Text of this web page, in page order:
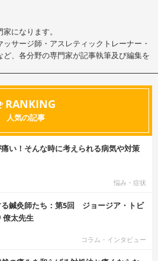
になります。
サージ師・アスレティックトレーナー・
、各分野の専門家が記事執筆及び編集を
RANKING
人気の記事
い！そんな時に考えられる病気や対策
悩み・症状
鍼灸師たち：第5回 ジョージア・トビ
太先生
コラム・インタビュー